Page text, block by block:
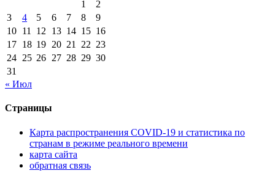
1
2
3
4 5 6 7 8
9
10 11 12 13 14 15 16
17 18 19 20 21 22 23
24 25 26 27 28 29 30
31
« Июл
Страницы
Карта распространения COVID-19 и статистика по
странам в режиме реального времени
карта сайта
обратная связь